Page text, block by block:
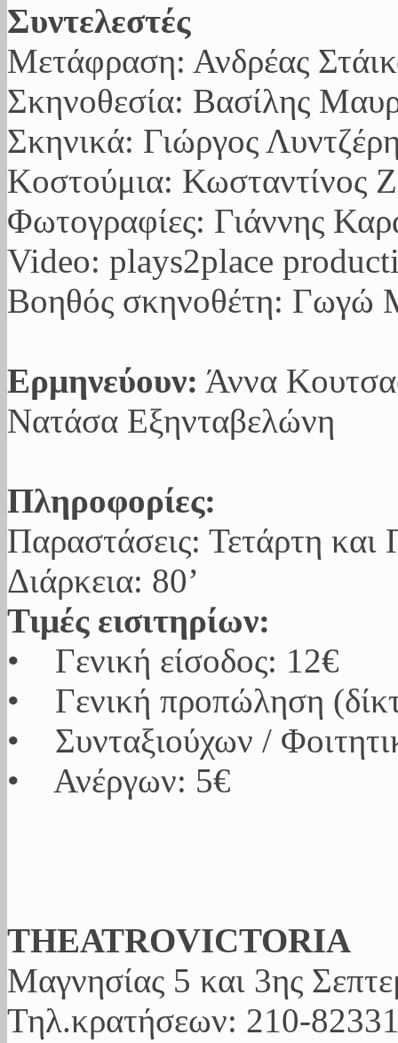
Συντελεστές
Μετάφραση: Ανδρέας
Σκηνοθεσία: Βασίλης
Σκηνικά: Γιώργος
Kοστούμια: Κωσταντίνος
Φωτογραφίες: Γιάννης
Video: plays2place
Βοηθός σκηνοθέτη: Γωγώ
Ερμηνεύουν: Άννα
Νατάσα Εξηνταβελώνη
Πληροφορίες:
Παραστάσεις: Τετάρτη και
Διάρκεια: 80’
Τιμές εισιτηρίων:
• Γενική είσοδος: 12€
• Γενική προπώληση
• Συνταξιούχων /
• Ανέργων: 5€
ΤΗΕΑΤROVICTORIA
Μαγνησίας 5 και 3ης
Τηλ.κρατήσεων: 210-